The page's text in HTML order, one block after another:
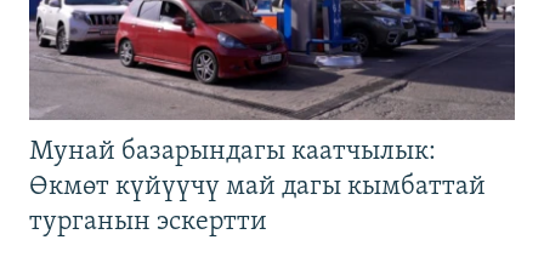
Мунай базарындагы каатчылык:
Өкмөт күйүүчү май дагы кымбаттай
турганын эскертти